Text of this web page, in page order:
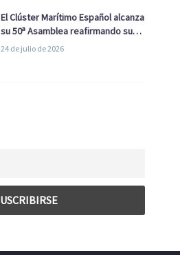
El Clúster Marítimo Español alcanza
su 50ª Asamblea reafirmando su
liderazgo en la Economía Azul
24 de julio de 2026